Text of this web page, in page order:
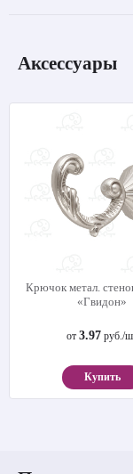
Аксессуары
Крючок метал.
«Гвидон»
от3.97 руб./
Купить